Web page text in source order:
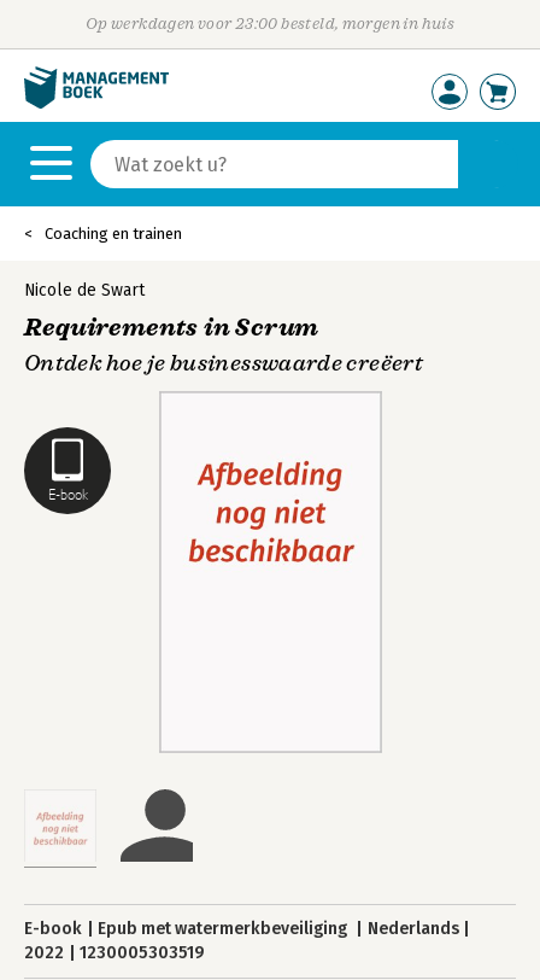
Op werkdagen voor 23:00 besteld, morgen in huis
Coaching en trainen
E-book
Nicole de Swart
Requirements in Scrum
Ontdek hoe je businesswaarde creëert
E-book Epub met watermerkbeveiliging
Nederlands
2022
1230005303519